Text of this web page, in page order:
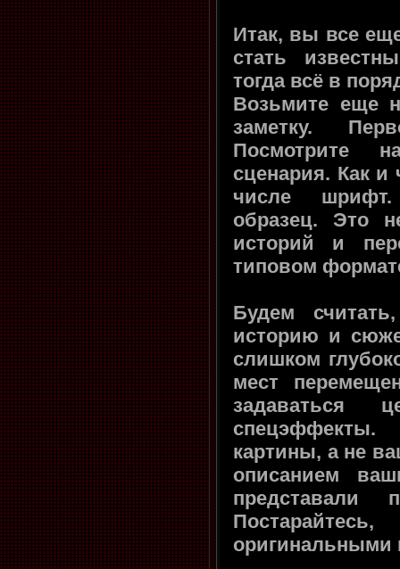
Итак, вы все
стать
тогда всё в
Возьмите еще
заметку.
Посмотрите
сценария. Как и
числе шрифт.
образец. Это
историй и
типовом
Будем
историю и
слишком
мест
задаваться
картины, а не
описанием